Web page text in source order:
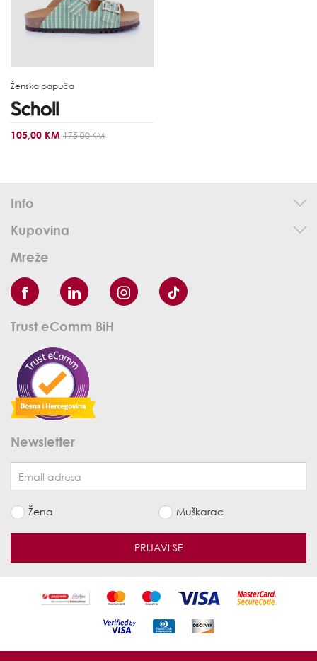
Ženska papuča
105,00 KM 175,00 KM
Info
Kupovina
Mreže
Trust eComm BiH
Newsletter
Žena Muškarac
PRIJAVI SE